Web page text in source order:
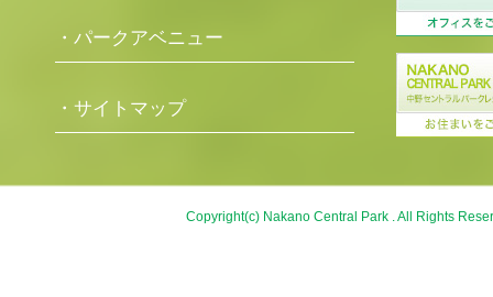
・パークアベニュー
・サイトマップ
Copyright(c) Nakano Central Park . All Rights